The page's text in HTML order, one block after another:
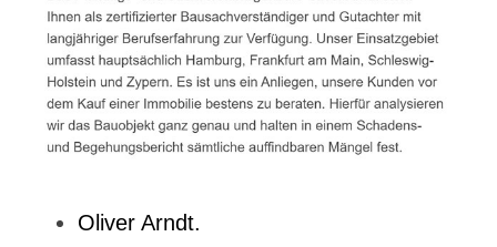
Oliver Arndt.